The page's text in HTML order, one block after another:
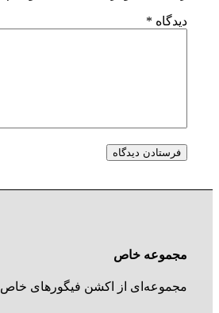
دیدگاه *
مجموعه خاص
مجموعه‌ای از اکشن فیگورهای خاص